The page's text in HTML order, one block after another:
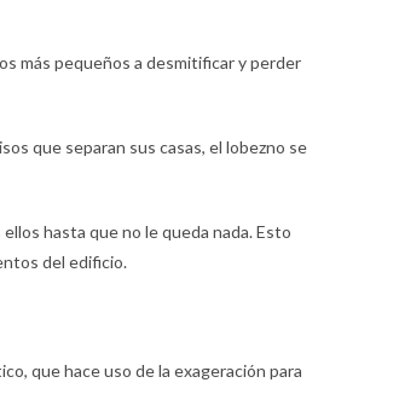
más pequeños a desmitificar y perder
que separan sus casas, el lobezno se
hasta que no le queda nada. Esto
del edificio.
que hace uso de la exageración para